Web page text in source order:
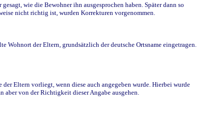
wie die Bewohner ihn ausgesprochen haben. Später dann so
nicht richtig ist, wurden Korrekturen vorgenommen.
Wohnort der Eltern, grundsätzlich der deutsche Ortsname eingetragen.
Eltern vorliegt, wenn diese auch angegeben wurde. Hierbei wurde
von der Richtigkeit dieser Angabe ausgehen.